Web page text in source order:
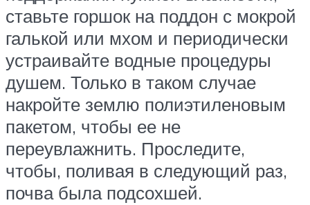
ставьте горшок на поддон с мокрой
галькой или мхом и периодически
устраивайте водные процедуры
душем. Только в таком случае
накройте землю полиэтиленовым
пакетом, чтобы ее не
переувлажнить. Проследите,
чтобы, поливая в следующий раз,
почва была подсохшей.